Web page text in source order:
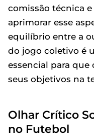
comissão técnica
aprimorar esse
equilíbrio entre a
do jogo coletivo é
essencial para
seus objetivos na
Olhar Crítico
no Futebol